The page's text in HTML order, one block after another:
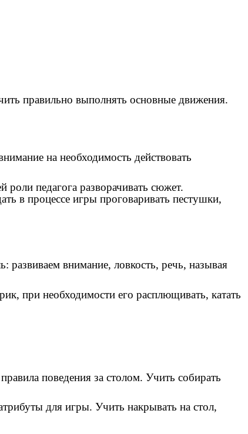
правильно выполнять основные движения.
на необходимость действовать
педагога разворачивать сюжет.
в процессе игры проговаривать пестушки,
внимание, ловкость, речь, называя
при необходимости его расплющивать, катать
поведения за столом. Учить собирать
для игры. Учить накрывать на стол,